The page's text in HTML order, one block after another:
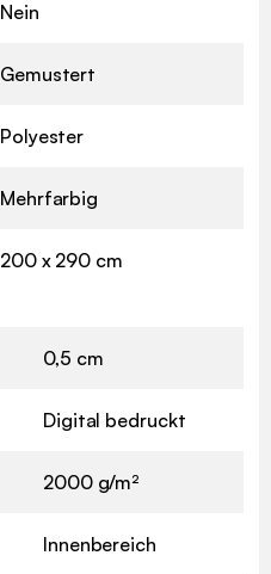
Nein
Gemustert
Polyester
Mehrfarbig
200 x 290 cm
0,5 cm
Digital bedruckt
2000 g/m²
Innenbereich